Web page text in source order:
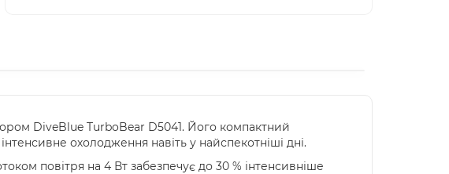
DiveBlue TurboBear D5041. Його компактний
охолодження навіть у найспекотніші дні.
повітря на 4 Вт забезпечує до 30 % інтенсивніше